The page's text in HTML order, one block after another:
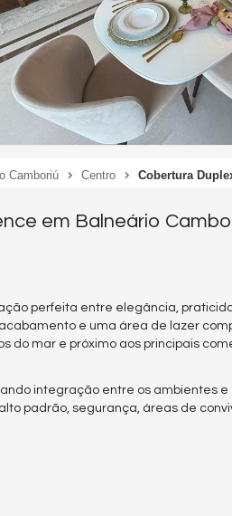
Camboriú Centro Cobertura
em Balneário
perfeita entre elegância,
e uma área de lazer
do mar e próximo aos principais
integração entre os ambientes e
padrão, segurança, áreas de